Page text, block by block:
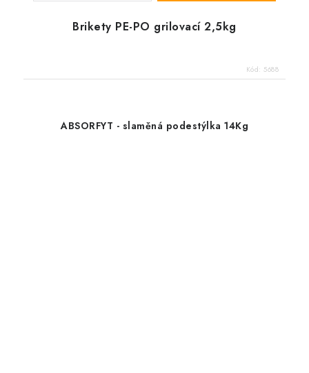
Brikety PE-PO grilovací 2,5kg
Kód: 5688
ABSORFYT - slaměná podestýlka 14Kg